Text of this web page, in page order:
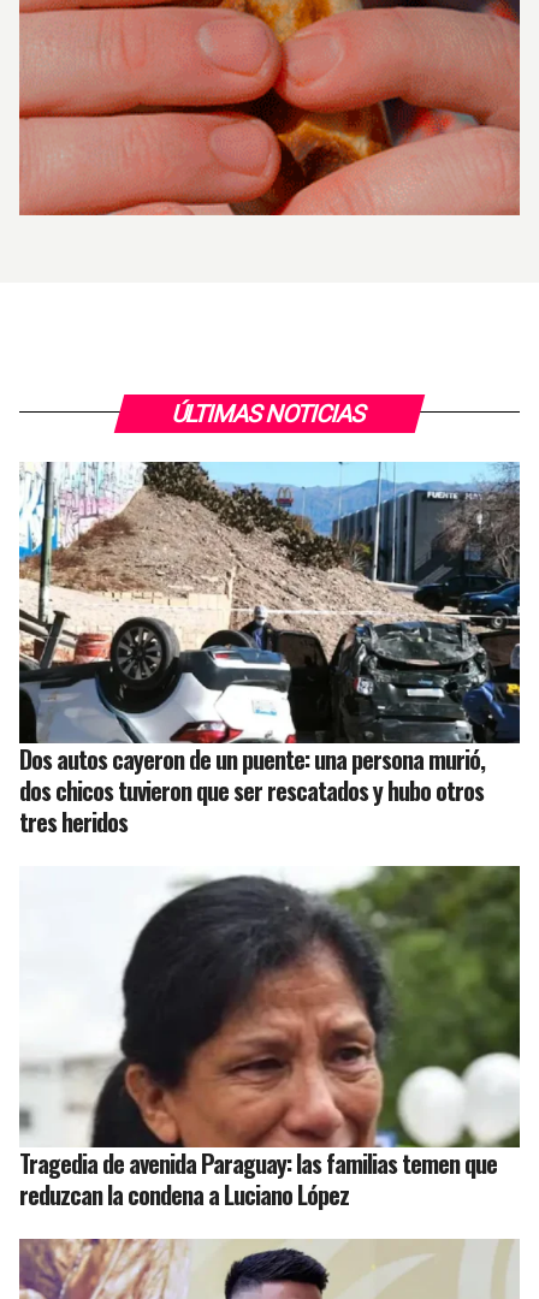
ÚLTIMAS NOTICIAS
Dos autos cayeron de un puente: una persona murió,
dos chicos tuvieron que ser rescatados y hubo otros
tres heridos
Tragedia de avenida Paraguay: las familias temen que
reduzcan la condena a Luciano López